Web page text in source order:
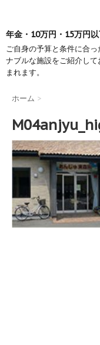
年金・10万円・15万円
ご自身の予算と条件に合
ナブルな施設をご紹介し
まれます。
ホーム >